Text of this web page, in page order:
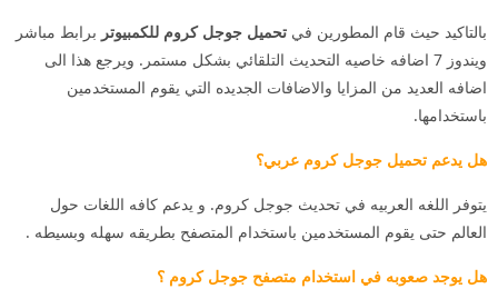
بالتاكيد حيث قام المطورين في تحميل جوجل كروم للكمبيوتر برابط مباشر
ويندوز 7 اضافه خاصيه التحديث التلقائي بشكل مستمر. ويرجع هذا الى
اضافه العديد من المزايا والاضافات الجديده التي يقوم المستخدمين
باستخدامها.
هل يدعم تحميل جوجل كروم عربي؟
يتوفر اللغه العربيه في تحديث جوجل كروم. و يدعم كافه اللغات حول
العالم حتى يقوم المستخدمين باستخدام المتصفح بطريقه سهله وبسيطه .
هل يوجد صعوبه في استخدام متصفح جوجل كروم ؟